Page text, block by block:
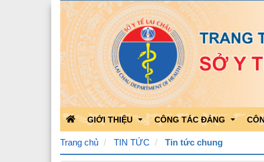
GIỚI THIỆU CÔNG TÁC ĐẢNG
Trang chủ TIN TỨC Tin tức chung